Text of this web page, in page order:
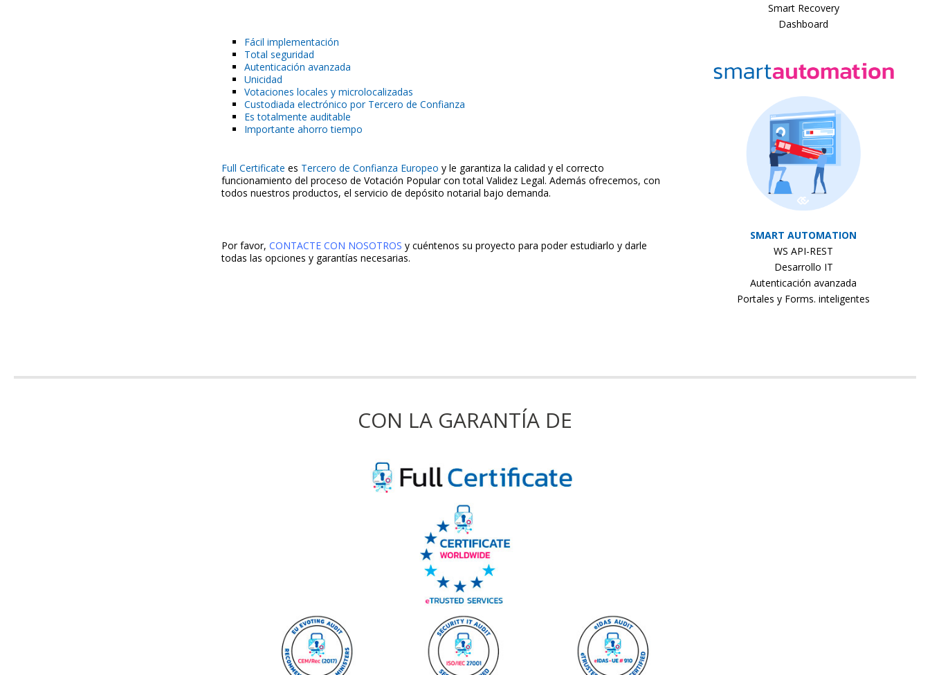
Fácil implementación
Total seguridad
Autenticación avanzada
Unicidad
Votaciones locales y microlocalizadas
Custodiada electrónico por Tercero de Confianza
Es totalmente auditable
Importante ahorro tiempo
Full Certificate es Tercero de Confianza Europeo y le garantiza la calidad y el correcto
funcionamiento del proceso de Votación Popular con total Validez Legal. Además ofrecemos, con
todos nuestros productos, el servicio de depósito notarial bajo demanda.
Por favor, CONTACTE CON NOSOTROS y cuéntenos su proyecto para poder estudiarlo y darle
todas las opciones y garantías necesarias.
Smart Recovery
Dashboard
SMART AUTOMATION
WS API-REST
Desarrollo IT
Autenticación avanzada
Portales y Forms. inteligentes
CON LA GARANTÍA DE